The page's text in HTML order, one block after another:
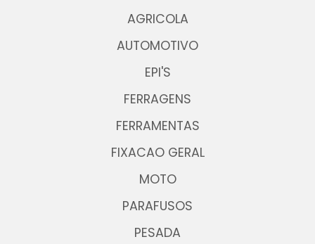
AGRICOLA
AUTOMOTIVO
EPI'S
FERRAGENS
FERRAMENTAS
FIXACAO GERAL
MOTO
PARAFUSOS
PESADA